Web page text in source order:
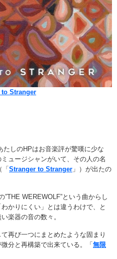
Stranger
しのHPはお音楽評が驚嘆に少な
ュージシャンがいて、その人の名
Stranger to Stranger 」）が出たの
WEREWOLF”という曲からし
かりにくい」とは違うわけで、と
楽器の音の数々。
再び一つにまとめたような固まり
分と再構築で出来ている。「 無限